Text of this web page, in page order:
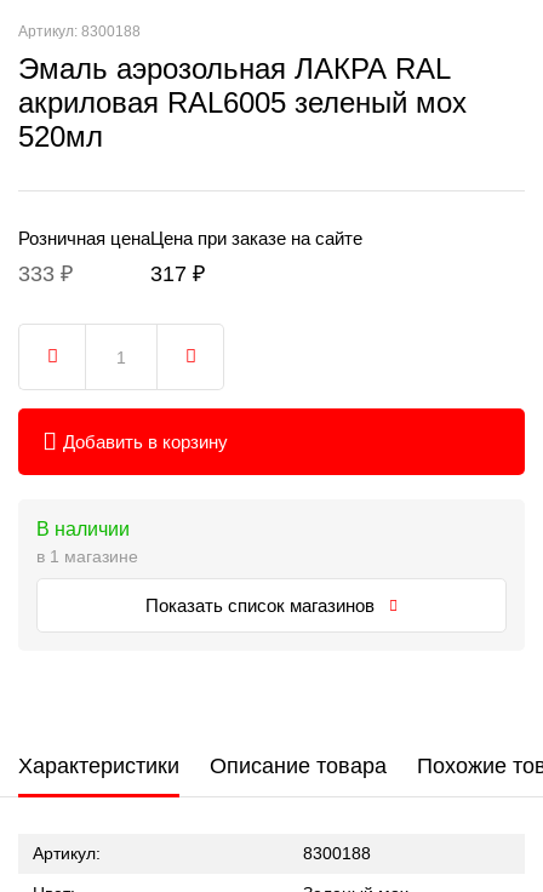
Артикул: 8300188
Эмаль аэрозольная ЛАКРА RAL
акриловая RAL6005 зеленый мох
520мл
Розничная цена
333 ₽
Цена при заказе на сайте
317 ₽
Добавить в корзину
В наличии
в 1 магазине
Показать список магазинов
Характеристики Описание товара Похожие
Артикул: 8300188